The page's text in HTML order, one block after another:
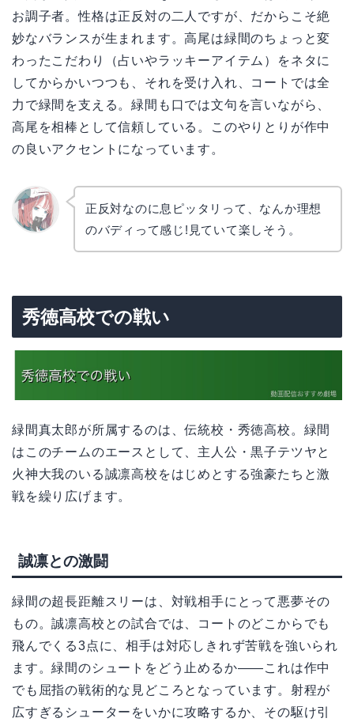
お調子者。性格は正反対の二人ですが、だからこそ絶
妙なバランスが生まれます。高尾は緑間のちょっと変
わったこだわり（占いやラッキーアイテム）をネタに
してからかいつつも、それを受け入れ、コートでは全
力で緑間を支える。緑間も口では文句を言いながら、
高尾を相棒として信頼している。このやりとりが作中
の良いアクセントになっています。
正反対なのに息ピッタリって、なんか理想
のバディって感じ!見ていて楽しそう。
秀徳高校での戦い
緑間真太郎が所属するのは、伝統校・秀徳高校。緑間
はこのチームのエースとして、主人公・黒子テツヤと
火神大我のいる誠凛高校をはじめとする強豪たちと激
戦を繰り広げます。
誠凛との激闘
緑間の超長距離スリーは、対戦相手にとって悪夢その
もの。誠凛高校との試合では、コートのどこからでも
飛んでくる3点に、相手は対応しきれず苦戦を強いられ
ます。緑間のシュートをどう止めるか——これは作中
でも屈指の戦術的な見どころとなっています。射程が
広すぎるシューターをいかに攻略するか、その駆け引